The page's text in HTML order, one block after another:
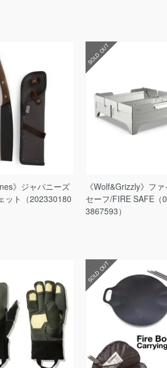
》ジャパニーズ
ット（202330180
SOLD OUT
《Wolf&Grizzly》フ
セーフ/FIRE SAFE（
3867593）
SOLD OUT